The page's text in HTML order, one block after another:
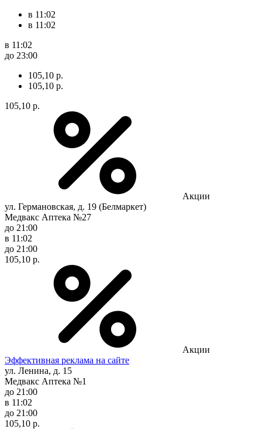
в 11:02
в 11:02
в 11:02
до 23:00
105,10 р.
105,10 р.
105,10 р.
Акции
ул. Германовская, д. 19 (Белмаркет)
Медвакс Аптека №27
до 21:00
в 11:02
до 21:00
105,10 р.
Акции
Эффективная реклама на сайте
ул. Ленина, д. 15
Медвакс Аптека №1
до 21:00
в 11:02
до 21:00
105,10 р.